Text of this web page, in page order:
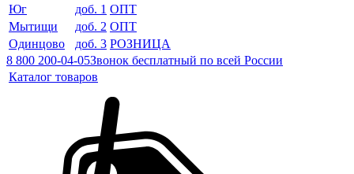
Юг
доб. 1 ОПТ
Мытищи
доб. 2 ОПТ
Одинцово
доб. 3 РОЗНИЦА
8 800 200-04-05Звонок бесплатный по всей России
Каталог товаров